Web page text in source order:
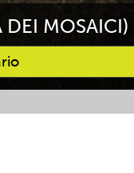
DEI MOSAICI)